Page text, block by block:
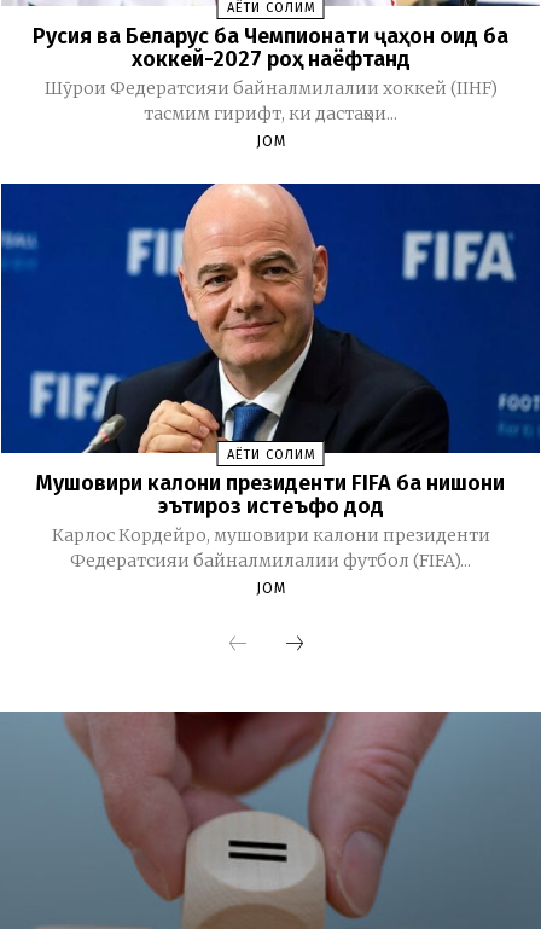
ҲАЁТИ СОЛИМ
Русия ва Беларус ба Чемпионати ҷаҳон оид ба
хоккей-2027 роҳ наёфтанд
Шӯрои Федератсияи байналмилалии хоккей (IIHF)
тасмим гирифт, ки дастаҳои...
JOM
ҲАЁТИ СОЛИМ
Мушовири калони президенти FIFA ба нишони
эътироз истеъфо дод
Карлос Кордейро, мушовири калони президенти
Федератсияи байналмилалии футбол (FIFA)...
JOM